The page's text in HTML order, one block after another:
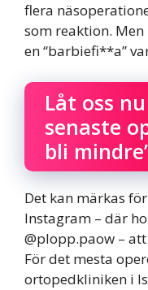
flera
som reaktion.
en “barbiefi**a”
Låt oss
senaste
bli
Det kan märkas
Instagram – där
@plopp.paow –
För det mesta
ortopedkliniken i